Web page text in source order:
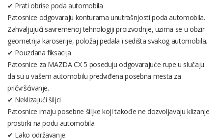
✔ Prati obrise poda automobila
Patosnice odgovaraju konturama unutrašnjosti poda automobila.
Zahvaljujući savremenoj tehnologiji proizvodnje, uzima se u obzir
geometrija karoserije, položaj pedala i sedišta svakog automobila.
✔ Pouzdana fiksacija
Patosnice za MAZDA CX 5 poseduju odgovarajuće rupe u slučaju
da su u vašem automobilu predviđena posebna mesta za
pričvršćivanje.
✔ Neklizajući šiljci
Patosnice imaju posebne šiljke koji takođe ne dozvoljavaju klizanje
prostirki na podu automobila.
✔ Lako održavanje